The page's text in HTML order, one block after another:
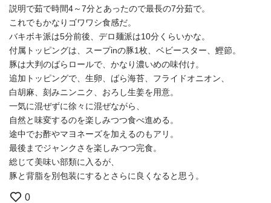
説明で茹で時間4～7分とあったので最長の7分茹で。
これでもかなりゴワワシ食感だ。
バキボキ派は5分前後、デロ麺派は10分くらいかな。
付属トッピングは、スープinの豚1枚、ベビースター、鰹節。
豚は大判のばらロールで、かなり濃いめの味付け。
追加トッピングで、生卵、ばら海苔、フライドオニオン、
白胡麻、刻みニンニク、おろし生姜を用意。
一気に混ぜずに徐々に混ぜながら、
自然と味変するのを楽しみつつ食べ進める。
途中でお酢やマヨネーズを加えるのもアリ。
最後までジャンクさを楽しみつつ完食。
総じて美味い部類に入るが、
豚と背脂を別包装にするとさらに良くなると思う。
0